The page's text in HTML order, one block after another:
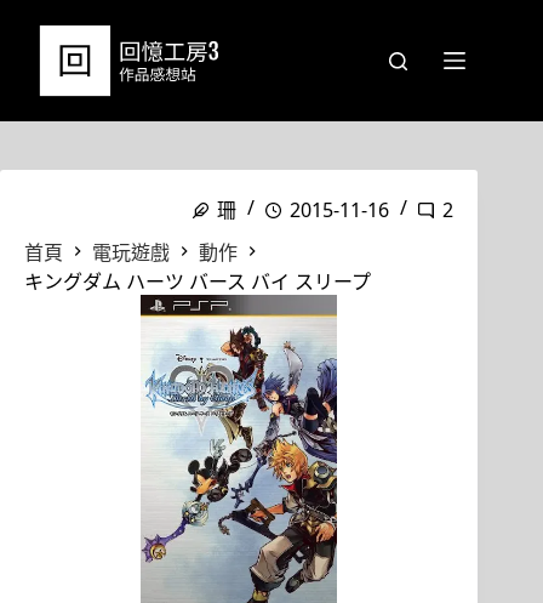
珊
2015-11-16
2
首頁
電玩遊戲
動作
キングダム ハーツ バース バイ スリープ